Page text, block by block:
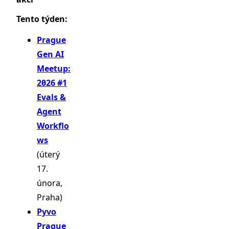
Tento týden:
Prague
Gen AI
Meetup:
2026 #1
Evals &
Agent
Workflo
ws
(úterý
17.
února,
Praha)
Pyvo
Prague